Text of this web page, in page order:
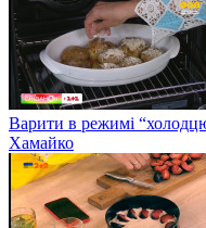
Варити в режимі
Хамайко